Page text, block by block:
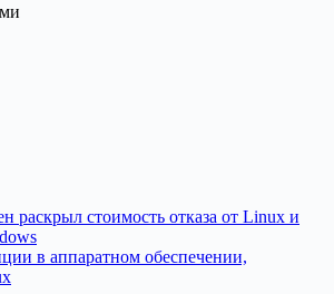
раскрыл стоимость отказа от Linux и
в аппаратном обеспечении,